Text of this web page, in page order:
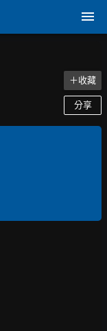
＋收藏
分享